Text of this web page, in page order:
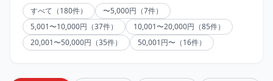
すべて（180件）
〜5,000円（7件）
5,001〜10,000円（37件）
10,001〜20,000円（85件）
20,001〜50,000円（35件）
50,001円〜（16件）